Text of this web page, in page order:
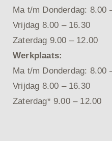
Ma t/m Donderdag: 8.00
Vrijdag 8.00 – 16.30
Zaterdag 9.00 – 12.00
Werkplaats:
Ma t/m Donderdag: 8.00
Vrijdag 8.00 – 16.30
Zaterdag* 9.00 – 12.00